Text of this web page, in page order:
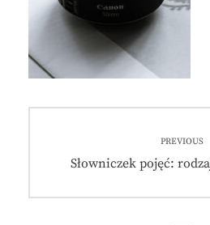
wpisu
PREVIOUS
Previous
Słowniczek pojęć: